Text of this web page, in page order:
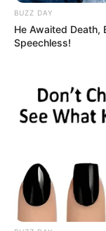
Πατήστε στον
τον Γιώργο
BUZZ DAY
He Awaited Death,
Speechless!